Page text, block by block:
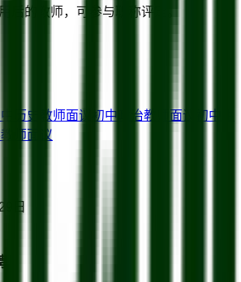
的教师，可参与职称评定。
历史教师面议 初中政治教师 面议
初中生
师面议
日